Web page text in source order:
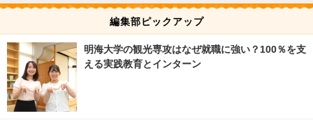
編集部ピックアップ
明海大学の観光専攻はなぜ就職に強い？100％を支
える実践教育とインターン